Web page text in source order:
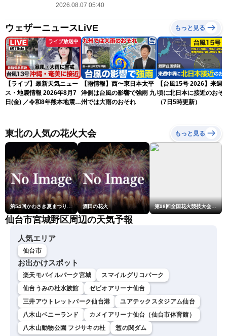
2026.08.07 05:40
ウェザーニュースLiVE もっと見る
ライブ放送中
【ライブ】最新天気ニュー
ス・地震情報 2026年8月7
日(金) ／令和8年熊本地震情
央・江川清音／有賀哲夫〉
【雨情報】西〜東日本太平
洋側は台風の影響で強雨 九
州では大雨のおそれ
【台風15号 2026】来週
頃に北日本に接近のおそ
（7日5時更新）
東北の人気の花火大会 もっと見る
第54回かわさき夏まつり花火大会「おらが自慢のでっかい花火」 酒田の花火 第98回全国花火競技大会「大曲の花火」
仙台市宮城野区周辺の天気予報
人気エリア
仙台市
お出かけスポット
楽天モバイルパーク宮城
スマイルグリコパーク
仙台うみの杜水族館
ゼビオアリーナ仙台
三井アウトレットパーク仙台港
ユアテックスタジアム仙台
八木山ベニーランド
カメイアリーナ仙台（仙台市体育館）
八木山動物公園 フジサキの杜
惣の関ダム